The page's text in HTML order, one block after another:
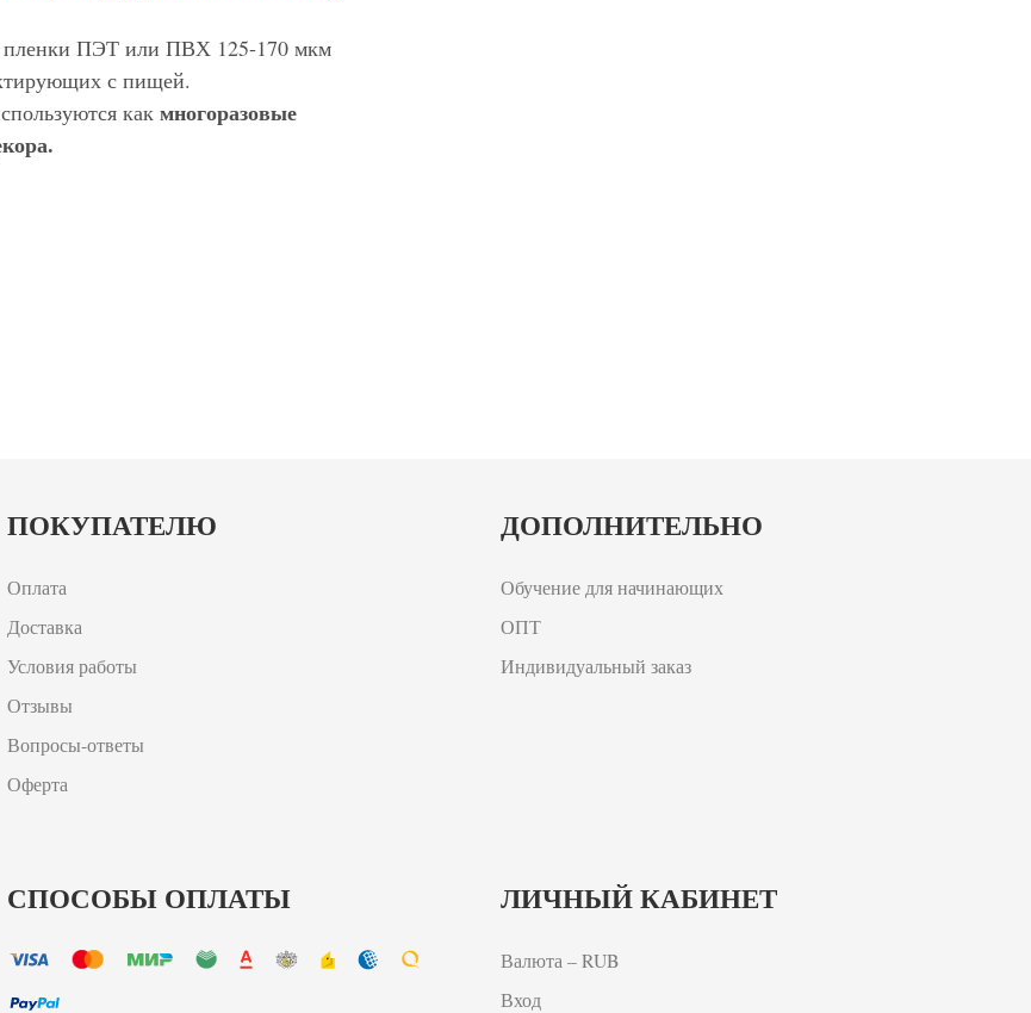
пленки ПЭТ или ПВХ 125-170 мкм
с пищей.
как многоразовые
ПОКУПАТЕЛЮ
Оплата
Доставка
Условия работы
Отзывы
Вопросы-ответы
Оферта
ДОПОЛНИТЕЛЬНО
Обучение для начинающих
ОПТ
Индивидуальный заказ
СПОСОБЫ ОПЛАТЫ ЛИЧНЫЙ КАБИНЕТ
Валюта – RUB
Вход